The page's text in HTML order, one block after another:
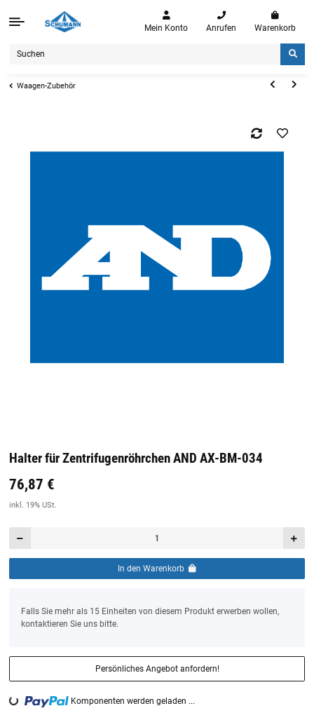
Mein Konto Anrufen Warenkorb
Waagen-Zubehör
Halter für Zentrifugenröhrchen AND AX-BM-034
Preis:19,44 €
76,87 €
inkl. 19% USt.
In den Warenkorb
Falls Sie mehr als 15 Einheiten von diesem Produkt erwerben wollen,
kontaktieren Sie uns bitte.
Persönliches Angebot anfordern!
Loading... Komponenten werden geladen ...